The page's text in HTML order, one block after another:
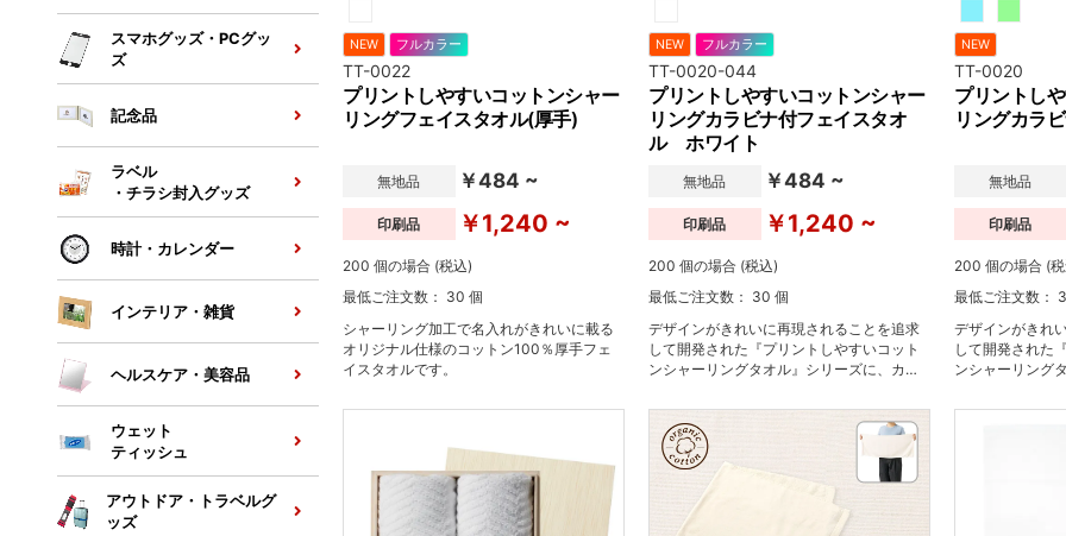
NEW フルカラー
TT-0022
プリントしやすいコットンシャー
リングフェイスタオル(厚手)
無地品 ￥484 ~
印刷品 ￥1,240 ~
200 個の場合 (税込)
最低ご注文数： 30 個
シャーリング加工で名入れがきれいに載る
オリジナル仕様のコットン100％厚手フェ
イスタオルです。
NEW フルカラー
TT-0020-044
プリントしやすいコットンシャー
リングカラビナ付フェイスタオ
ル ホワイト
無地品 ￥484 ~
印刷品 ￥1,240 ~
200 個の場合 (税込)
最低ご注文数： 30 個
デザインがきれいに再現されることを追求
して開発された『プリントしやすいコット
ンシャーリングタオル』シリーズに、カラ
NEW
TT-0020
プリントし
リングカラ
無地品
印刷品
200 個の場合 (
最低ご注文数：
デザインがきれ
して開発された
ンシャーリング
スマホグッズ・PCグッ
ズ
記念品
ラベル
・チラシ封入グッズ
時計・カレンダー
インテリア・雑貨
ヘルスケア・美容品
ウェット
ティッシュ
アウトドア・トラベルグ
ッズ